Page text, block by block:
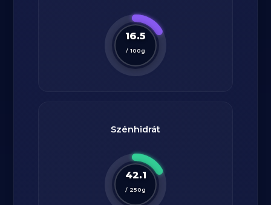
16.5
/ 100g
Szénhidrát
42.1
/ 250g